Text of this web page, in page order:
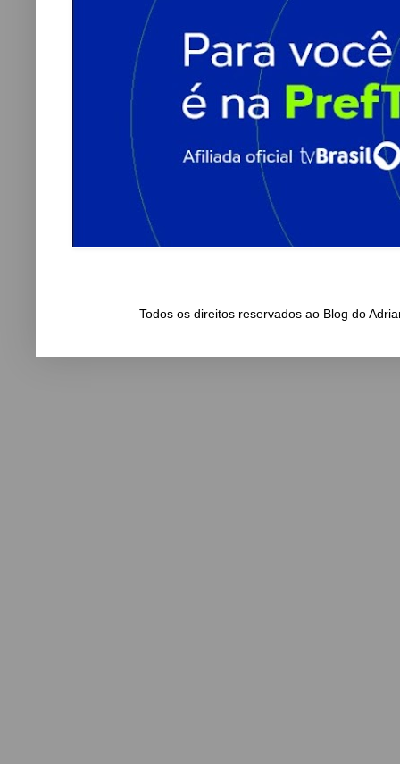
Todos os direitos reservados ao Blog do